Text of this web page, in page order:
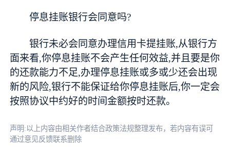
停息挂账银行会同意吗?
银行未必会同意办理信用卡提挂账,从银行方
面来看,你停息挂账不会产生任何效益,并且要是你
的还款能力不足,办理停息挂账或多或少还会出现
新的风险,银行不能保证给你停息挂账后,你一定会
按照协议中约好的时间金额按时还款。
声明:以上内容由相关作者结合政策法规整理发布，若内容有误可
通过意见反馈联系删除